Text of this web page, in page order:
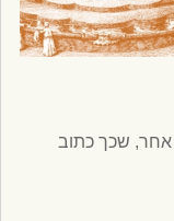
שכך כתוב